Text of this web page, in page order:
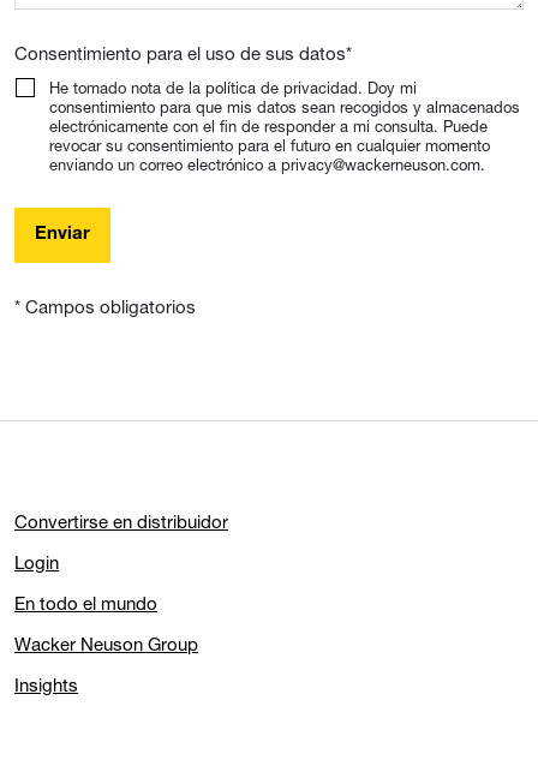
Consentimiento para el uso de sus datos*
He tomado nota de la política de privacidad. Doy mi
consentimiento para que mis datos sean recogidos y almacenados
electrónicamente con el fin de responder a mi consulta. Puede
revocar su consentimiento para el futuro en cualquier momento
enviando un correo electrónico a privacy@wackerneuson.com.
Enviar
* Campos obligatorios
Convertirse en distribuidor
Login
En todo el mundo
Wacker Neuson Group
Insights